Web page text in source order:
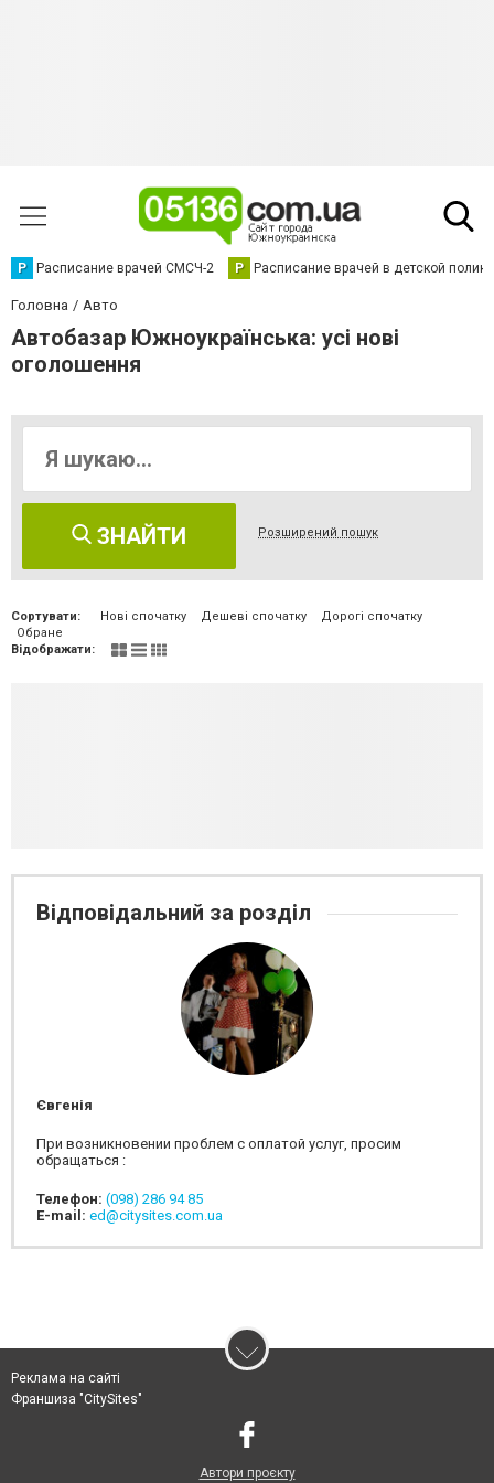
Р Расписание врачей СМСЧ-2 Р Расписание врачей в детской
Головна Авто
Автобазар Южноукраїнська: усі нові
оголошення
ЗНАЙТИ Розширений пошук
Сортувати: Нові спочатку Дешеві спочатку
Дорогі спочатку
Обране
Відображати:
Відповідальний за розділ
Євгенія
При возникновении проблем с оплатой услуг, просим
обращаться :
Телефон: (098) 286 94 85
E-mail: ed@citysites.com.ua
Реклама на сайті
Франшиза "CitySites"
Автори проєкту